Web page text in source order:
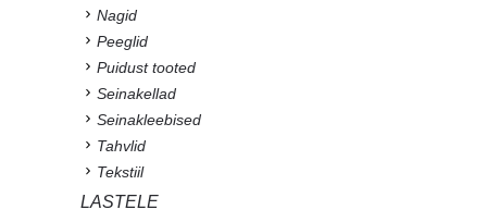
Nagid
Peeglid
Puidust tooted
Seinakellad
Seinakleebised
Tahvlid
Tekstiil
LASTELE